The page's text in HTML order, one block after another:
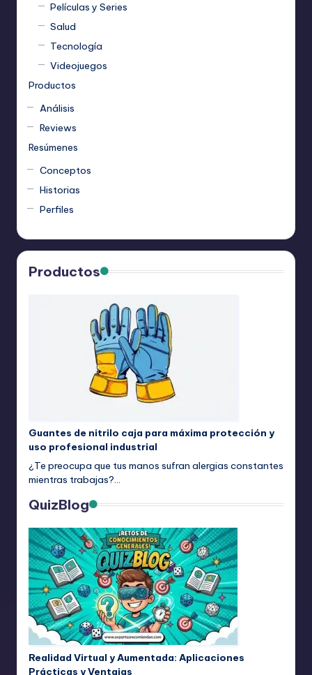
Películas y Series
Salud
Tecnología
Videojuegos
Productos
Análisis
Reviews
Resúmenes
Conceptos
Historias
Perfiles
Productos
Guantes de nitrilo caja para máxima protección y
uso profesional industrial
¿Te preocupa que tus manos sufran alergias constantes
mientras trabajas?…
QuizBlog
Realidad Virtual y Aumentada: Aplicaciones
Prácticas y Ventajas